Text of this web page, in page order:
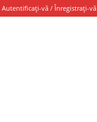
Autentificați-vă / Înregistrați-vă